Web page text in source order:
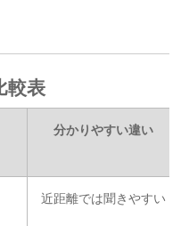
較表
分かりやすい違い
近距離では聞きやすい